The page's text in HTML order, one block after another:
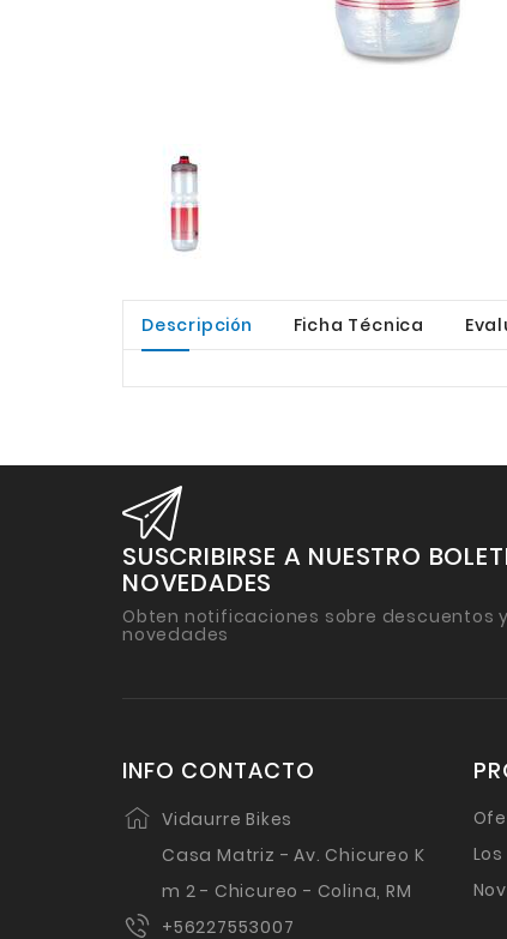
Descripción Ficha Técnica
SUSCRIBIRSE A NUESTRO
NOVEDADES
Obten notificaciones sobre descuentos
novedades
INFO CONTACTO
Vidaurre Bikes
Casa Matriz - Av. Chicureo K
m 2 - Chicureo - Colina, RM
+56227553007